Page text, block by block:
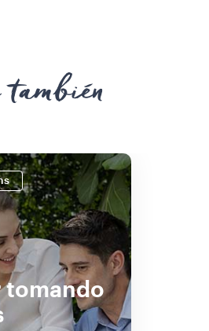
también
tomando